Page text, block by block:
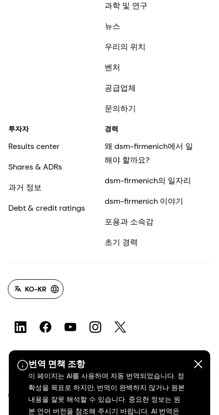
번역 면책 조항
이 페이지는 AI를 사용하여 자동 번역되었습니다. 정
확성을 목표로 하지만, 번역이 완벽하지 않거나 원본
내용을 잘못 해석할 수 있습니다. 중요한 정보는 원
본 언어 버전을 참조해 주시기 바랍니다. AI 번역은
과학 및 연구
뉴스
우리의 위치
벤처
공급업체
문의하기
투자자
Results center
Shares & ADRs
과거 정보
Debt & credit ratings
경력
왜 dsm-firmenich에서 일
해야 할까요?
dsm-firmenich의 일자리
dsm-firmenich 이야기
포용과 소속감
초기 경력
KO-KR
©2026 dsm-firmenich. 모든 권리 보유.